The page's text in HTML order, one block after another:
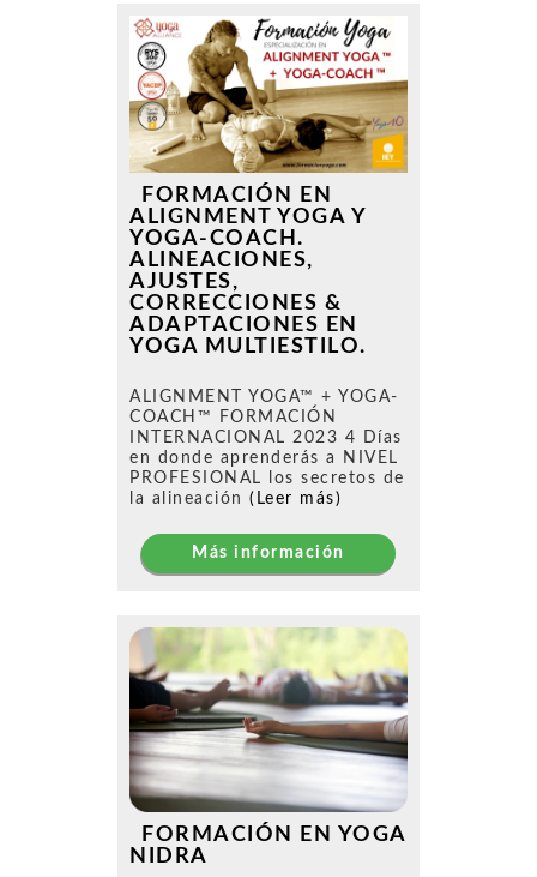
FORMACIÓN EN
ALIGNMENT YOGA Y
YOGA-COACH.
ALINEACIONES,
AJUSTES,
CORRECCIONES &
ADAPTACIONES EN
YOGA MULTIESTILO.
ALIGNMENT YOGA™ + YOGA-
COACH™ FORMACIÓN
INTERNACIONAL 2023 4 Días
en donde aprenderás a NIVEL
PROFESIONAL los secretos de
la alineación (Leer más)
Más información
FORMACIÓN EN YOGA
NIDRA